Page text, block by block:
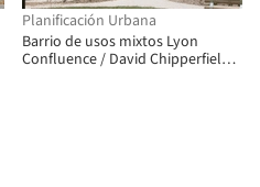
Planificación Urbana
Barrio de usos mixtos Lyon
Confluence / David Chipperfield